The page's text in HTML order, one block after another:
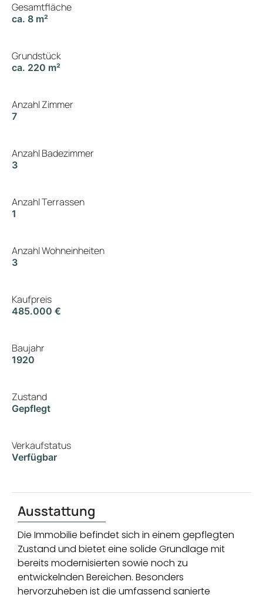
Gesamtfläche
ca. 8 m²
Grundstück
ca. 220 m²
Anzahl Zimmer
7
Anzahl Badezimmer
3
Anzahl Terrassen
1
Anzahl Wohneinheiten
3
Kaufpreis
485.000 €
Baujahr
1920
Zustand
Gepflegt
Verkaufstatus
Verfügbar
Ausstattung
Die Immobilie befindet sich in einem gepflegten
Zustand und bietet eine solide Grundlage mit
bereits modernisierten sowie noch zu
entwickelnden Bereichen. Besonders
hervorzuheben ist die umfassend sanierte